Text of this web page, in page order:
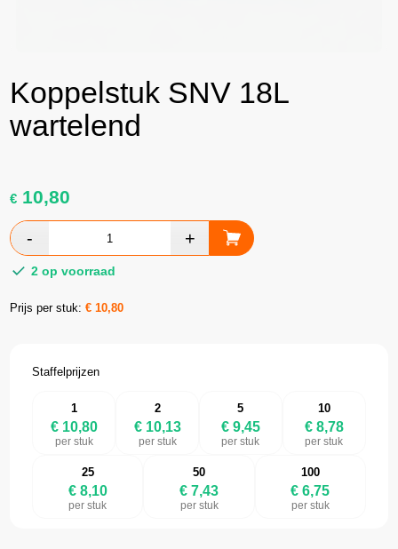
Koppelstuk SNV 18L
wartelend
€ 10,80
2 op voorraad
Prijs per stuk:€10,80
Staffelprijzen
1
€ 10,80
per stuk
2
€ 10,13
per stuk
5
€ 9,45
per stuk
10
€ 8,78
per stuk
25
€ 8,10
per stuk
50
€ 7,43
per stuk
100
€ 6,75
per stuk